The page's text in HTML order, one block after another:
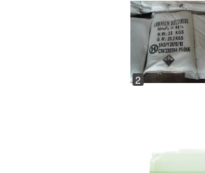
2